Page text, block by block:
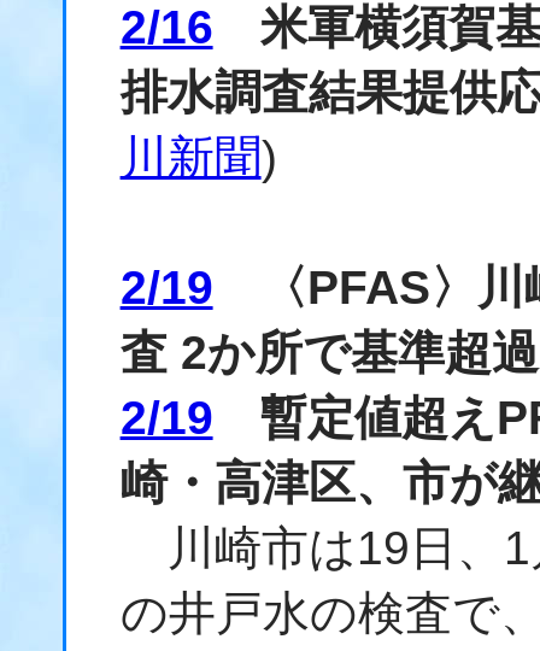
2/16 米軍横須賀
排水調査結果提供
川新聞)
2/19 〈PFAS〉川
査 2か所で基準超過
2/19 暫定値超え
崎・高津区、市が
川崎市は19日、1
の井戸水の検査で